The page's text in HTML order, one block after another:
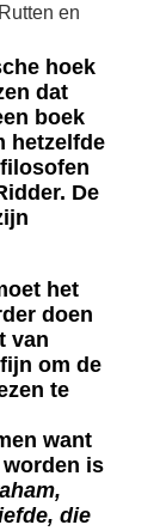
en
hoek
dat
boek
hetzelfde
De
het
doen
van
om de
te
want
worden is
die